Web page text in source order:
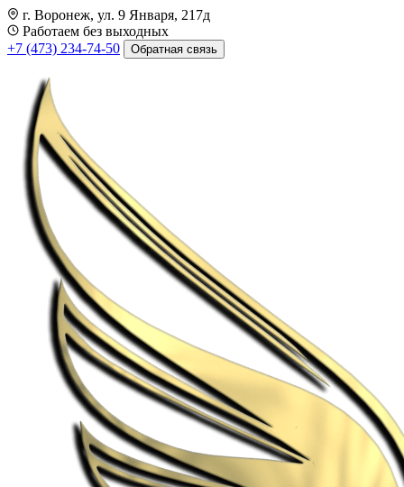
г. Воронеж, ул. 9 Января, 217д
Работаем без выходных
+7 (473) 234-74-50
Обратная связь